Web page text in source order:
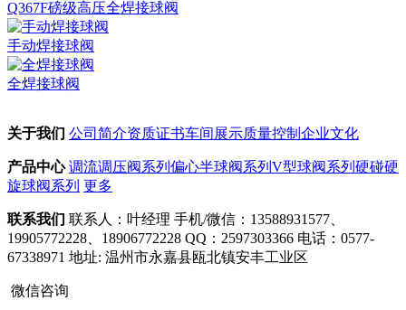
Q367F磅级高压全焊接球阀
手动焊接球阀
全焊接球阀
关于我们 公司简介资质证书车间展示质量控制企业文化
产品中心 调流调压阀系列偏心半球阀系列V型球阀系列硬碰硬
旋球阀系列 更多
联系我们 联系人：叶经理 手机/微信：13588931577、
19905772228、18906772228 QQ：2597303366 电话：0577-
地址: 温州市永嘉县瓯北镇安丰工业区
微信咨询